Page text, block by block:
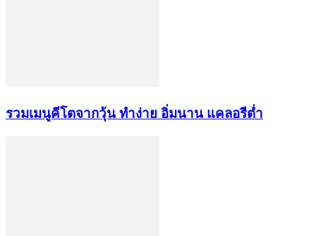
รวมเมนูคีโตจากวุ้น ทำง่าย อิ่มนาน แคลอรีต่ำ